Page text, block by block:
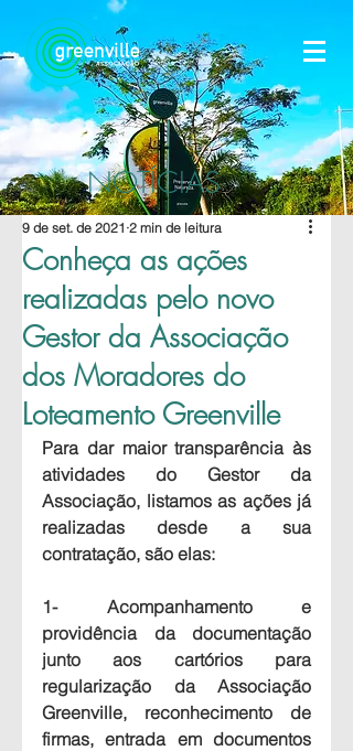
NOTÍCIAS
Conheça as ações
realizadas pelo novo
Gestor da Associação
dos Moradores do
Loteamento Greenville
9 de set. de 2021 2 min de leitura
Para dar maior transparência às
atividades do Gestor da
Associação, listamos as ações já
realizadas desde a sua
contratação, são elas:
1- Acompanhamento e
providência da documentação
junto aos cartórios para
regularização da Associação
Greenville, reconhecimento de
firmas, entrada em documentos